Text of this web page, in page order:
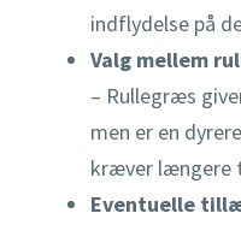
indflydelse på
Valg mellem
– Rullegræs
men er en
kræver længere
Eventuelle